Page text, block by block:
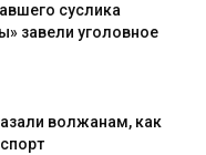
суслика
завели уголовное
волжанам, как